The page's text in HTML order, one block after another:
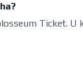
Ticket. U